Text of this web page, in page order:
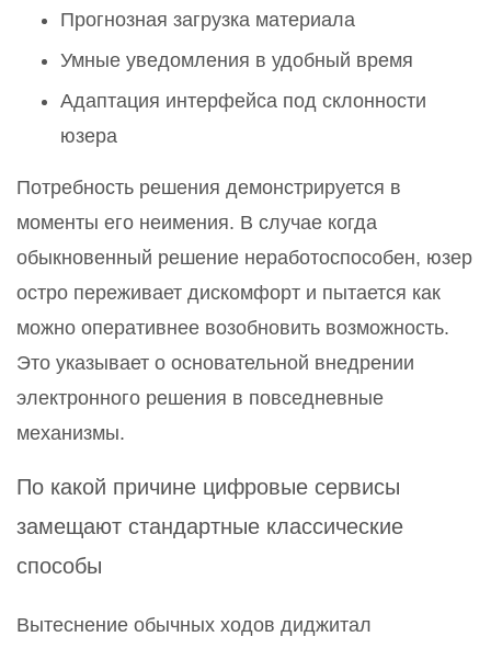
Прогнозная загрузка материала
Умные уведомления в удобный время
Адаптация интерфейса под склонности
юзера
Потребность решения демонстрируется в
моменты его неимения. В случае когда
обыкновенный решение неработоспособен, юзер
остро переживает дискомфорт и пытается как
можно оперативнее возобновить возможность.
Это указывает о основательной внедрении
электронного решения в повседневные
механизмы.
По какой причине цифровые сервисы
замещают стандартные классические
способы
Вытеснение обычных ходов диджитал